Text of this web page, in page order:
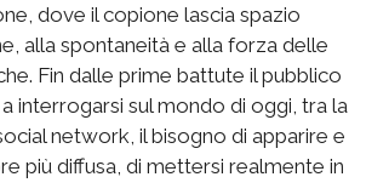
dove il copione lascia spazio
alla spontaneità e alla forza delle
Fin dalle prime battute il pubblico
interrogarsi sul mondo di oggi, tra la
network, il bisogno di apparire e
più diffusa, di mettersi realmente in